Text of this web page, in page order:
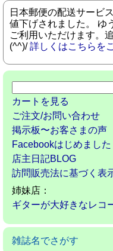
日本郵便の配送サービ
値下げされました。 ゆ
ご利用いただけます。
(^^)/詳しくはこちらを
カートを見る
ご注文/お問い合わせ
掲示板〜お客さまの声
Facebookはじめました
店主日記BLOG
訪問販売法に基づく表
姉妹店：
ギターが大好きなレコ
雑誌名でさがす